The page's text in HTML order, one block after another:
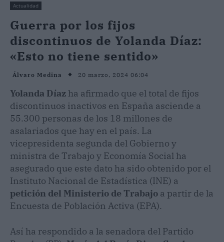
Actualidad
Guerra por los fijos
discontinuos de Yolanda Díaz:
«Esto no tiene sentido»
Álvaro Medina 20 marzo, 2024 06:04
Yolanda Díaz ha afirmado que el total de fijos
discontinuos inactivos en España asciende a
55.300 personas de los 18 millones de
asalariados que hay en el país. La
vicepresidenta segunda del Gobierno y
ministra de Trabajo y Economía Social ha
asegurado que este dato ha sido obtenido por el
Instituto Nacional de Estadística (INE) a
petición del Ministerio de Trabajo a partir de la
Encuesta de Población Activa (EPA).
Así ha respondido a la senadora del Partido